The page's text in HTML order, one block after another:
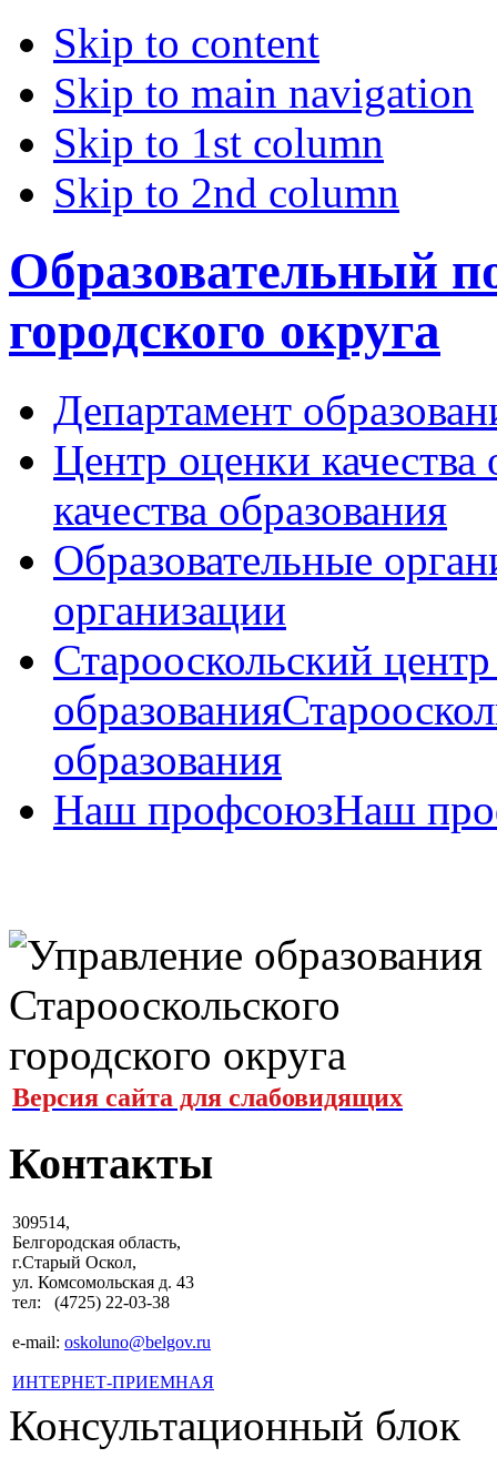
Skip to content
Skip to main navigation
Skip to 1st column
Skip to 2nd column
Образовательный
городского округа
Департамент
Центр оценки качества
качества образования
Образовательные
организации
Старооскольский
образования
образования
Наш профсоюзНаш
Версия сайта для слабовидящих
Контакты
309514,
Белгородская область,
г.Старый Оскол,
ул. Комсомольская д. 43
тел: (4725) 22-03-38
e-mail: oskoluno@belgov.ru
ИНТЕРНЕТ-ПРИЕМНАЯ
Консультационный блок